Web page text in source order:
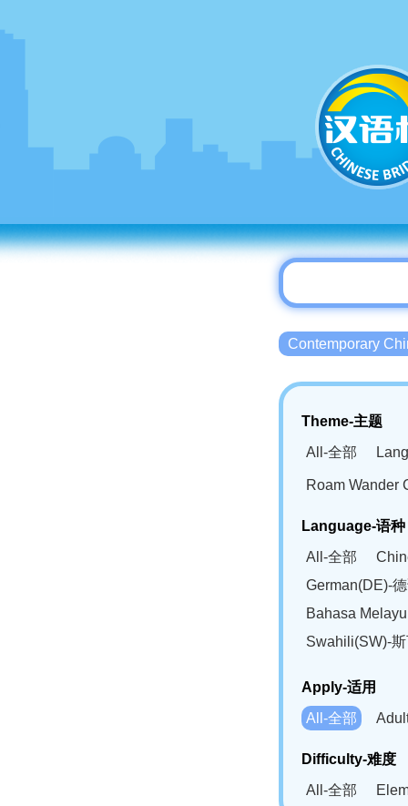
Contemporary
Theme-主题
All-全部
Roam Wander
Language-语种
All-全部
German(DE)-
Bahasa
Swahili(SW)-
Apply-适用
All-全部
Difficulty-难度
All-全部